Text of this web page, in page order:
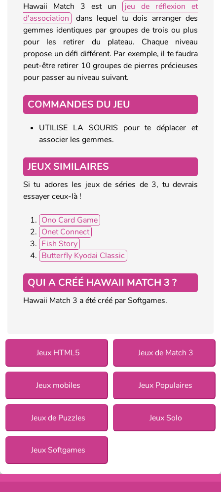
Hawaii Match 3 est un
jeu de réflexion et
d'association
dans lequel tu dois arranger des
gemmes identiques par groupes de trois ou plus
pour les retirer du plateau. Chaque niveau
propose un défi différent. Par exemple, il te faudra
peut-être retirer 10 groupes de pierres précieuses
pour passer au niveau suivant.
COMMANDES DU JEU
UTILISE LA SOURIS pour te déplacer et
associer les gemmes.
JEUX SIMILAIRES
Si tu adores les jeux de séries de 3, tu devrais
essayer ceux-là !
Ono Card Game
Onet Connect
Fish Story
Butterfly Kyodai Classic
QUI A CRÉÉ HAWAII MATCH 3 ?
Hawaii Match 3 a été créé par Softgames.
Jeux HTML5 Jeux de Match 3
Jeux mobiles Jeux Populaires
Jeux de Puzzles Jeux Solo
Jeux Softgames